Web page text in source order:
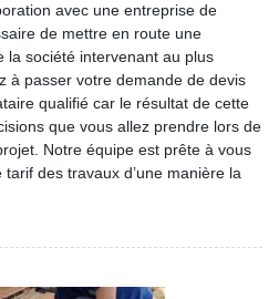
avec une entreprise de
de mettre en route une
la société intervenant au plus
à passer votre demande de devis
qualifié car le résultat de cette
que vous allez prendre lors de
Notre équipe est prête à vous
des travaux d’une manière la